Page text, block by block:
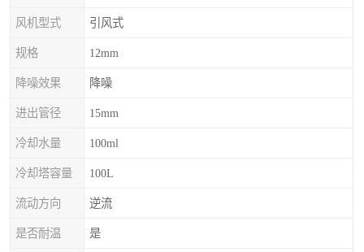
风机型式 引风式
规格 12mm
降噪效果 降噪
进出管径 15mm
冷却水量 100ml
冷却塔容量 100L
流动方向 逆流
是否耐温 是